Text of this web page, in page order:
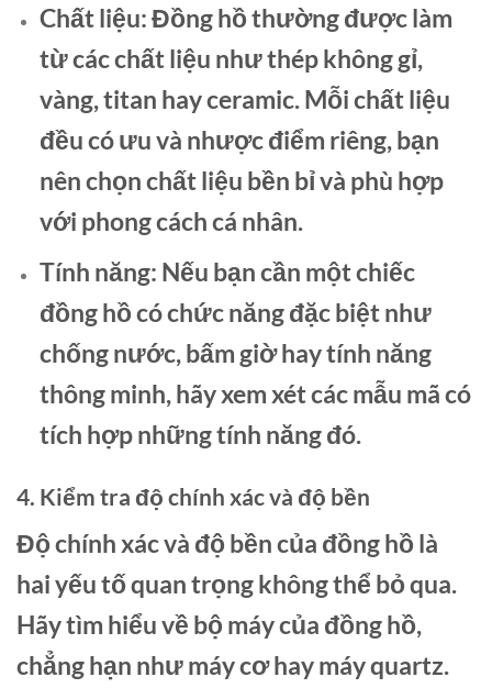
Chất liệu:Đồng hồ thường được làm
từ các chất liệu như thép không gỉ,
vàng, titan hay ceramic. Mỗi chất liệu
đều có ưu và nhược điểm riêng, bạn
nên chọn chất liệu bền bỉ và phù hợp
với phong cách cá nhân.
Tính năng: Nếu bạn cần một chiếc
đồng hồ có chức năng đặc biệt như
chống nước, bấm giờ hay tính năng
thông minh, hãy xem xét các mẫu mã có
tích hợp những tính năng đó.
4. Kiểm tra độ chính xác và độ bền
Độ chính xác và độ bền của đồng hồ là
hai yếu tố quan trọng không thể bỏ qua.
Hãy tìm hiểu về bộ máy của đồng hồ,
chẳng hạn như máy cơ hay máy quartz.